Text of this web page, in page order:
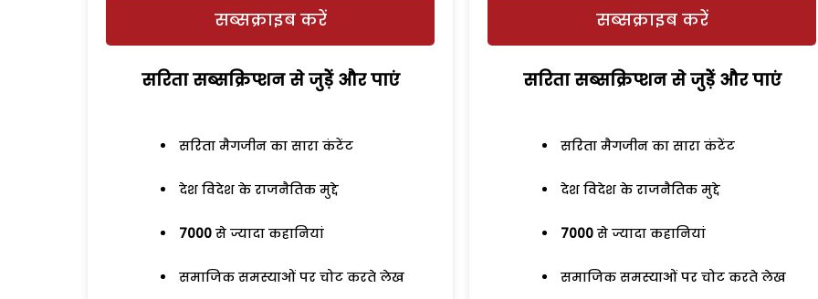
सब्सक्राइब करें
सरिता सब्सक्रिप्शन से जुड़ेें और पाएं
सरिता मैगजीन का सारा कंटेंट
देश विदेश के राजनैतिक मुद्दे
7000 से ज्यादा कहानियां
समाजिक समस्याओं पर चोट करते लेख
सब्सक्राइब करें
सरिता सब्सक्रिप्शन से जुड़ेें और पाएं
सरिता मैगजीन का सारा कंटेंट
देश विदेश के राजनैतिक मुद्दे
7000 से ज्यादा कहानियां
समाजिक समस्याओं पर चोट करते लेख